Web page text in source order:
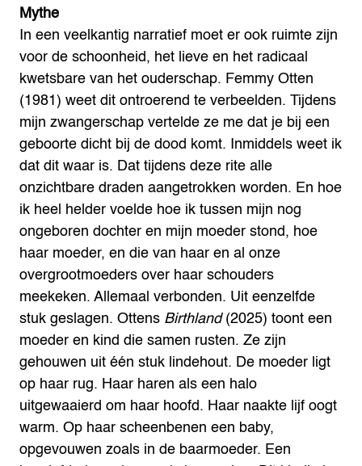
Mythe
In een veelkantig narratief moet er ook ruimte zijn
voor de schoonheid, het lieve en het radicaal
kwetsbare van het ouderschap. Femmy Otten
(1981) weet dit ontroerend te verbeelden. Tijdens
mijn zwangerschap vertelde ze me dat je bij een
geboorte dicht bij de dood komt. Inmiddels weet ik
dat dit waar is. Dat tijdens deze rite alle
onzichtbare draden aangetrokken worden. En hoe
ik heel helder voelde hoe ik tussen mijn nog
ongeboren dochter en mijn moeder stond, hoe
haar moeder, en die van haar en al onze
overgrootmoeders over haar schouders
meekeken. Allemaal verbonden. Uit eenzelfde
stuk geslagen. Ottens Birthland(2025) toont een
moeder en kind die samen rusten. Ze zijn
gehouwen uit één stuk lindehout. De moeder ligt
op haar rug. Haar haren als een halo
uitgewaaierd om haar hoofd. Haar naakte lijf oogt
warm. Op haar scheenbenen een baby,
opgevouwen zoals in de baarmoeder. Een